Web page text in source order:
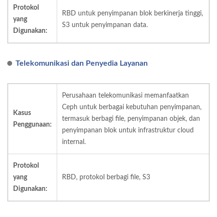
Protokol
yang
Digunakan:
RBD untuk penyimpanan blok berkinerja tinggi,
S3 untuk penyimpanan data.
Telekomunikasi dan Penyedia Layanan
Kasus
Penggunaan:
Perusahaan telekomunikasi memanfaatkan
Ceph untuk berbagai kebutuhan penyimpanan,
termasuk berbagi file, penyimpanan objek, dan
penyimpanan blok untuk infrastruktur cloud
internal.
Protokol
yang
Digunakan:
RBD, protokol berbagi file, S3